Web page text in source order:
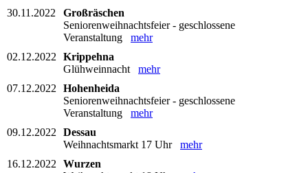
30.11.2022
Großräschen
Seniorenweihnachtsfeier - geschlossene
Veranstaltung mehr
02.12.2022
Krippehna
Glühweinnacht mehr
07.12.2022
Hohenheida
Seniorenweihnachtsfeier - geschlossene
Veranstaltung mehr
09.12.2022
Dessau
Weihnachtsmarkt 17 Uhr mehr
16.12.2022
Wurzen